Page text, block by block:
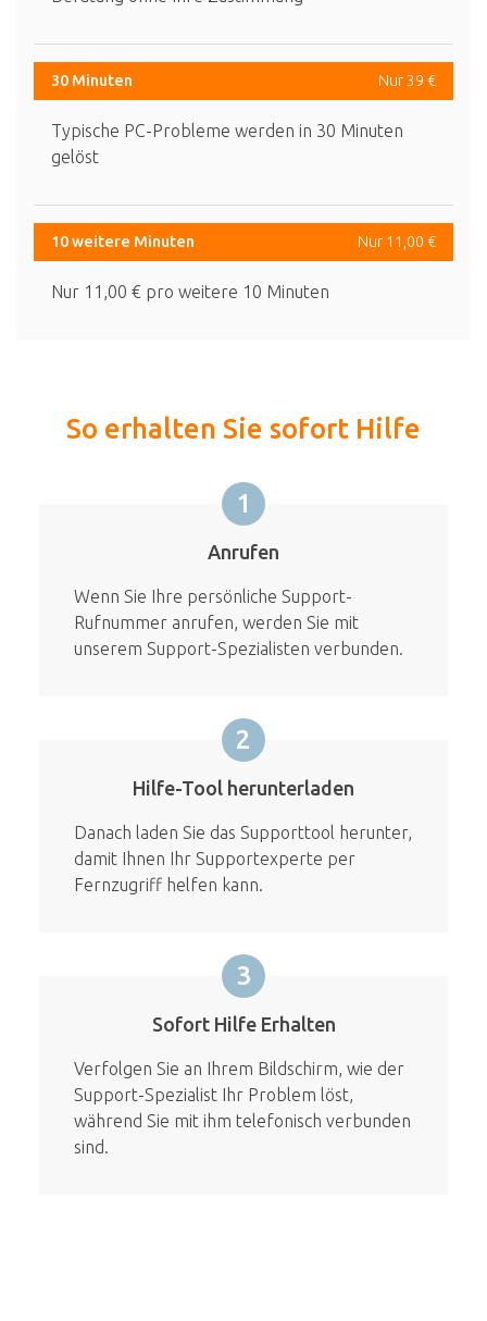
30 Minuten Nur 39 €
Typische PC-Probleme werden in 30 Minuten
gelöst
10 weitere Minuten Nur 11,00 €
Nur 11,00 € pro weitere 10 Minuten
So erhalten Sie sofort Hilfe
1
Anrufen
Wenn Sie Ihre persönliche Support-
Rufnummer anrufen, werden Sie mit
unserem Support-Spezialisten verbunden.
2
Hilfe-Tool herunterladen
Danach laden Sie das Supporttool herunter,
damit Ihnen Ihr Supportexperte per
Fernzugriff helfen kann.
3
Sofort Hilfe Erhalten
Verfolgen Sie an Ihrem Bildschirm, wie der
Support-Spezialist Ihr Problem löst,
während Sie mit ihm telefonisch verbunden
sind.